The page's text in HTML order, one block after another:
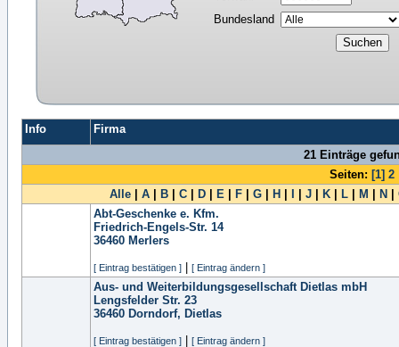
Bundesland
Info
Firma
21 Einträge
Seiten: [1] 2
Alle
A B C D E F G H J K L M N
Abt-Geschenke e. Kfm.
Friedrich-Engels-Str. 14
36460 Merlers
[ Eintrag bestätigen ] [ Eintrag ändern ]
Aus- und Weiterbildungsgesellschaft Dietlas mbH
Lengsfelder Str. 23
36460 Dorndorf, Dietlas
[ Eintrag bestätigen ] [ Eintrag ändern ]